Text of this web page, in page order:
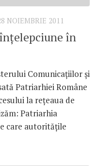
NOIEMBRIE 2011
în
Comunicaţiilor şi
Patriarhiei Române
la reţeaua de
Patriarhia
care autorităţile